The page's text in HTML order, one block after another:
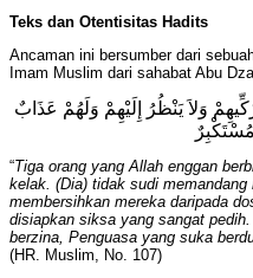
Teks dan Otentisitas Hadits
Ancaman ini bersumber dari
Imam Muslim dari sahabat Abu
وَلاَ يَنْظُرُ إِلَيْهِمْ وَلَهُمْ عَذَابٌ
“Tiga orang yang Allah enggan
kelak. (Dia) tidak sudi
membersihkan mereka daripada
disiapkan siksa yang sangat
berzina, Penguasa yang suka
(HR. Muslim, No. 107)